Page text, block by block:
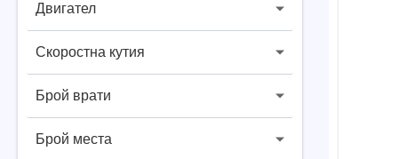
Двигател
Скоростна кутия
Брой врати
Брой места